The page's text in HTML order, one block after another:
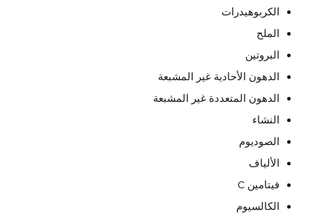
الكربوهيدرات
الملح
البروتين
الدهون الأحادية غير المشبعة
الدهون المتعددة غير المشبعة
النشاء
الصوديوم
الألياف
فيتامين C
الكالسيوم